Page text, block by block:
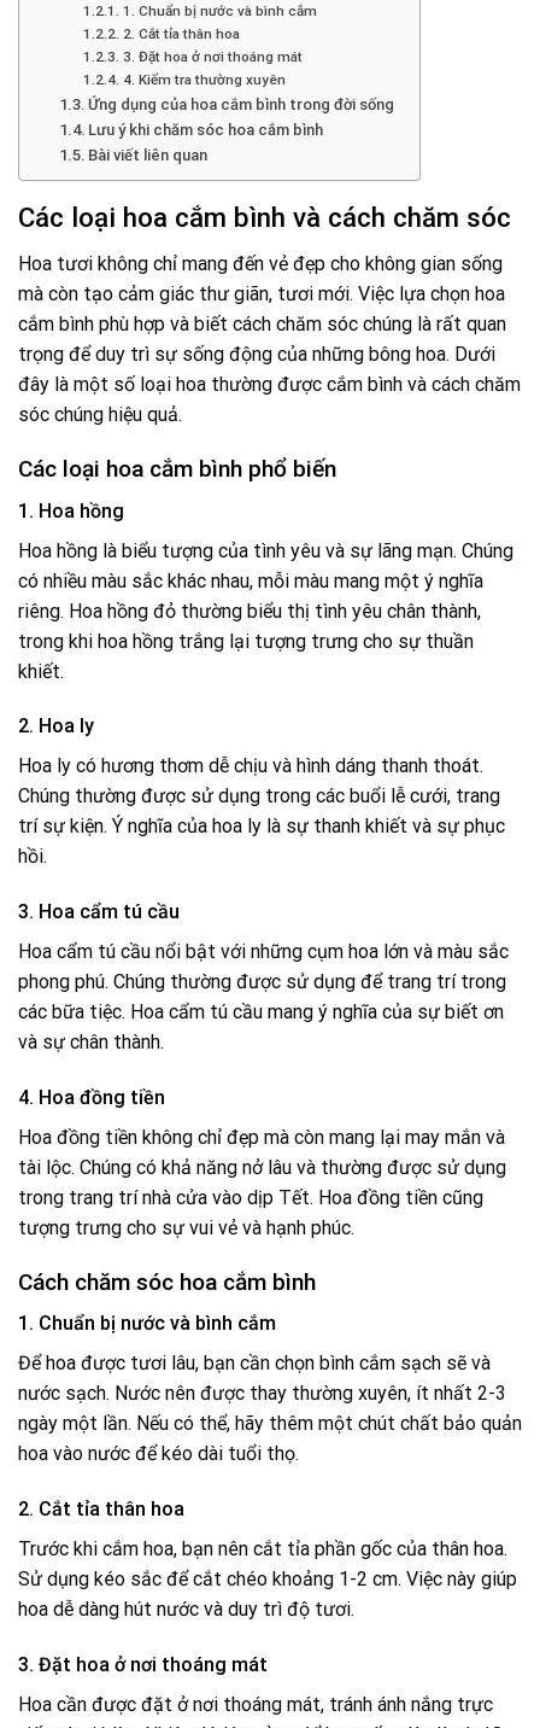
1. Chuẩn bị nước và bình cắm
2. Cắt tỉa thân hoa
3. Đặt hoa ở nơi thoáng mát
4. Kiểm tra thường xuyên
Ứng dụng của hoa cắm bình trong đời sống
Lưu ý khi chăm sóc hoa cắm bình
Bài viết liên quan
Các loại hoa cắm bình và cách chăm sóc
Hoa tươi không chỉ mang đến vẻ đẹp cho không gian sống
mà còn tạo cảm giác thư giãn, tươi mới. Việc lựa chọn hoa
cắm bình phù hợp và biết cách chăm sóc chúng là rất quan
trọng để duy trì sự sống động của những bông hoa. Dưới
đây là một số loại hoa thường được cắm bình và cách chăm
sóc chúng hiệu quả.
Các loại hoa cắm bình phổ biến
1. Hoa hồng
Hoa hồng là biểu tượng của tình yêu và sự lãng mạn. Chúng
có nhiều màu sắc khác nhau, mỗi màu mang một ý nghĩa
riêng. Hoa hồng đỏ thường biểu thị tình yêu chân thành,
trong khi hoa hồng trắng lại tượng trưng cho sự thuần
khiết.
2. Hoa ly
Hoa ly có hương thơm dễ chịu và hình dáng thanh thoát.
Chúng thường được sử dụng trong các buổi lễ cưới, trang
trí sự kiện. Ý nghĩa của hoa ly là sự thanh khiết và sự phục
hồi.
3. Hoa cẩm tú cầu
Hoa cẩm tú cầu nổi bật với những cụm hoa lớn và màu sắc
phong phú. Chúng thường được sử dụng để trang trí trong
các bữa tiệc. Hoa cẩm tú cầu mang ý nghĩa của sự biết ơn
và sự chân thành.
4. Hoa đồng tiền
Hoa đồng tiền không chỉ đẹp mà còn mang lại may mắn và
tài lộc. Chúng có khả năng nở lâu và thường được sử dụng
trong trang trí nhà cửa vào dịp Tết. Hoa đồng tiền cũng
tượng trưng cho sự vui vẻ và hạnh phúc.
Cách chăm sóc hoa cắm bình
1. Chuẩn bị nước và bình cắm
Để hoa được tươi lâu, bạn cần chọn bình cắm sạch sẽ và
nước sạch. Nước nên được thay thường xuyên, ít nhất 2-3
ngày một lần. Nếu có thể, hãy thêm một chút chất bảo quản
hoa vào nước để kéo dài tuổi thọ.
2. Cắt tỉa thân hoa
Trước khi cắm hoa, bạn nên cắt tỉa phần gốc của thân hoa.
Sử dụng kéo sắc để cắt chéo khoảng 1-2 cm. Việc này giúp
hoa dễ dàng hút nước và duy trì độ tươi.
3. Đặt hoa ở nơi thoáng mát
Hoa cần được đặt ở nơi thoáng mát, tránh ánh nắng trực